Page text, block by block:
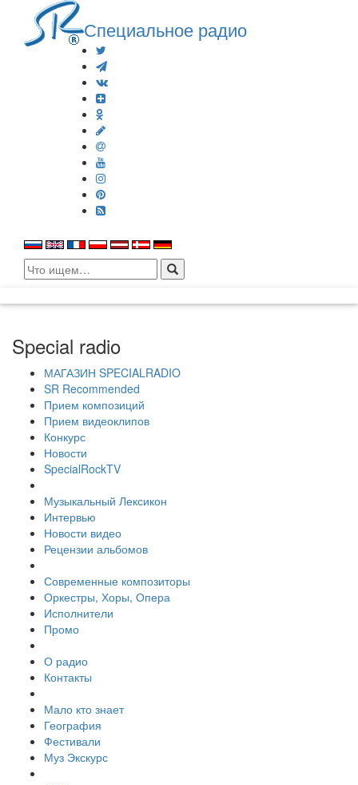
Специальное радио
Search
for:
Special radio
МАГАЗИН SPECIALRADIO
SR Recommended
Прием композиций
Прием видеоклипов
Конкурс
Новости
SpecialRockTV
Музыкальный Лексикон
Интервью
Новости видео
Рецензии альбомов
Современные композиторы
Оркестры, Хоры, Опера
Исполнители
Промо
О радио
Контакты
Мало кто знает
География
Фестивали
Муз Экскурс